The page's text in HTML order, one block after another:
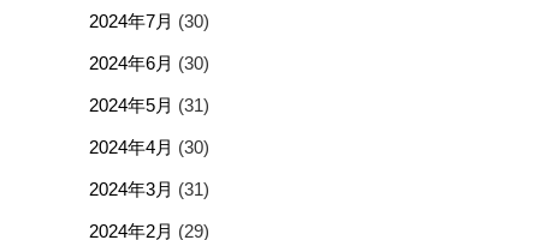
2024年7月 (30)
2024年6月 (30)
2024年5月 (31)
2024年4月 (30)
2024年3月 (31)
2024年2月 (29)